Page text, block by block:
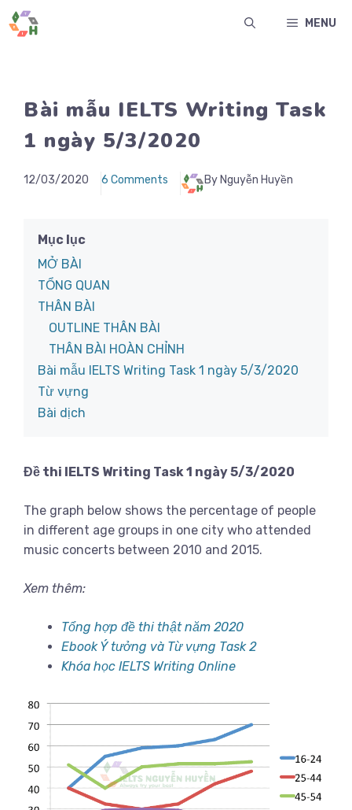
Chuyển
đến
MENU
Bài mẫu IELTS Writing Task
1 ngày 5/3/2020
12/03/2020 6 Comments By Nguyễn Huyền
Mục lục
MỞ BÀI
TỔNG QUAN
THÂN BÀI
OUTLINE THÂN BÀI
THÂN BÀI HOÀN CHỈNH
Bài mẫu IELTS Writing Task 1 ngày 5/3/2020
Từ vựng
Bài dịch
Đề thi IELTS Writing Task 1 ngày 5/3/2020
The graph below shows the percentage of people
in different age groups in one city who attended
music concerts between 2010 and 2015.
Xem thêm:
Tổng hợp đề thi thật năm 2020
Ebook Ý tưởng và Từ vựng Task 2
Khóa học IELTS Writing Online